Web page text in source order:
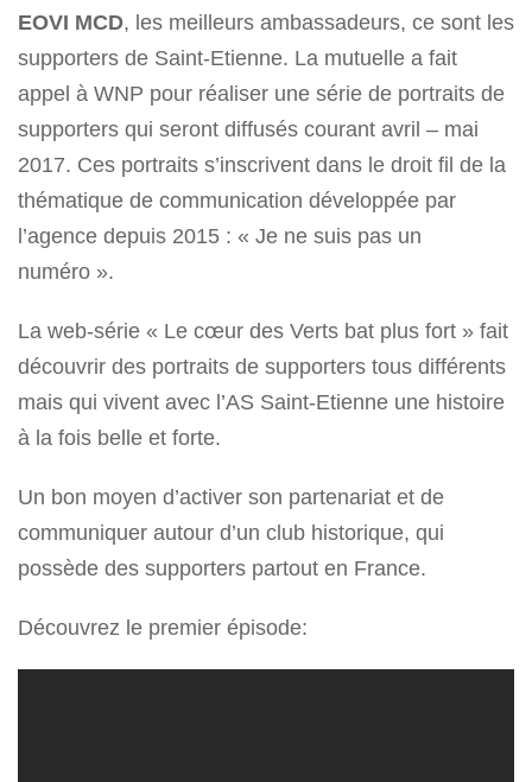
EOVI MCD, les meilleurs ambassadeurs, ce sont les
supporters de Saint-Etienne. La mutuelle a fait
appel à WNP pour réaliser une série de portraits de
supporters qui seront diffusés courant avril – mai
2017. Ces portraits s’inscrivent dans le droit fil de la
thématique de communication développée par
l’agence depuis 2015 : « Je ne suis pas un
numéro ».
La web-série « Le cœur des Verts bat plus fort » fait
découvrir des portraits de supporters tous différents
mais qui vivent avec l’AS Saint-Etienne une histoire
à la fois belle et forte.
Un bon moyen d’activer son partenariat et de
communiquer autour d’un club historique, qui
possède des supporters partout en France.
Découvrez le premier épisode: